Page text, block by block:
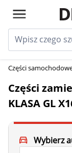
Części
Części
KLASA GL
Wybierz